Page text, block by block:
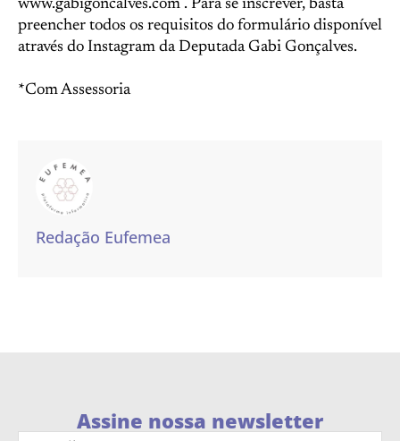
www.gabigoncalves.com . Para se inscrever, basta
preencher todos os requisitos do formulário disponível
através do Instagram da Deputada Gabi Gonçalves.
*Com Assessoria
Redação Eufemea
Assine nossa newsletter